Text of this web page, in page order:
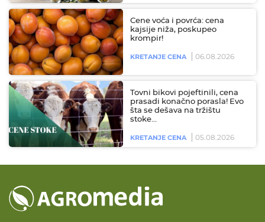
Cene voća i povrća: cena
kajsije niža, poskupeo
krompir!
KRETANJE CENA 06.08.2026
Tovni bikovi pojeftinili, cena
prasadi konačno porasla! Evo
šta se dešava na tržištu
stoke…
KRETANJE CENA 05.08.2026